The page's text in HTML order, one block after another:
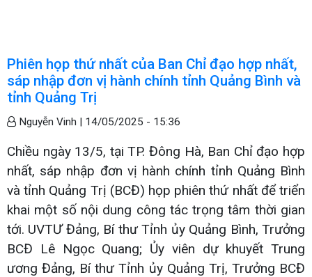
Phiên họp thứ nhất của Ban Chỉ đạo hợp nhất,
sáp nhập đơn vị hành chính tỉnh Quảng Bình và
tỉnh Quảng Trị
Nguyễn Vinh | 14/05/2025 - 15:36
Chiều ngày 13/5, tại TP. Đông Hà, Ban Chỉ đạo hợp
nhất, sáp nhập đơn vị hành chính tỉnh Quảng Bình
và tỉnh Quảng Trị (BCĐ) họp phiên thứ nhất để triển
khai một số nội dung công tác trọng tâm thời gian
tới. UVTƯ Đảng, Bí thư Tỉnh ủy Quảng Bình, Trưởng
BCĐ Lê Ngọc Quang; Ủy viên dự khuyết Trung
ương Đảng, Bí thư Tỉnh ủy Quảng Trị, Trưởng BCĐ